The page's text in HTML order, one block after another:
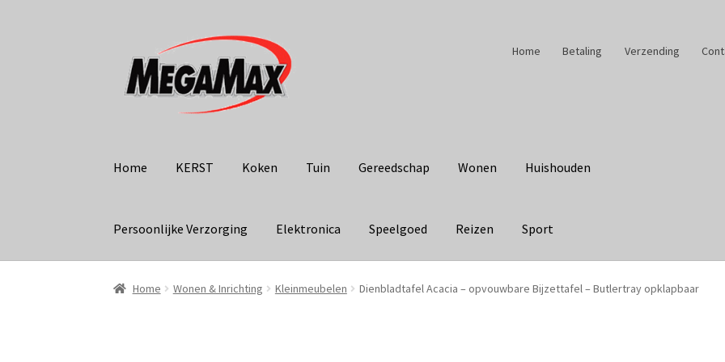
door
naar
naar
Home Betaling Verzending
Home KERST Koken Tuin Gereedschap Wonen Huishouden
Persoonlijke Verzorging Elektronica Speelgoed Reizen Sport
Home Wonen & Inrichting Kleinmeubelen Dienbladtafel Acacia – opvouwbare Bijzettafel – Butlertray opklapbaar